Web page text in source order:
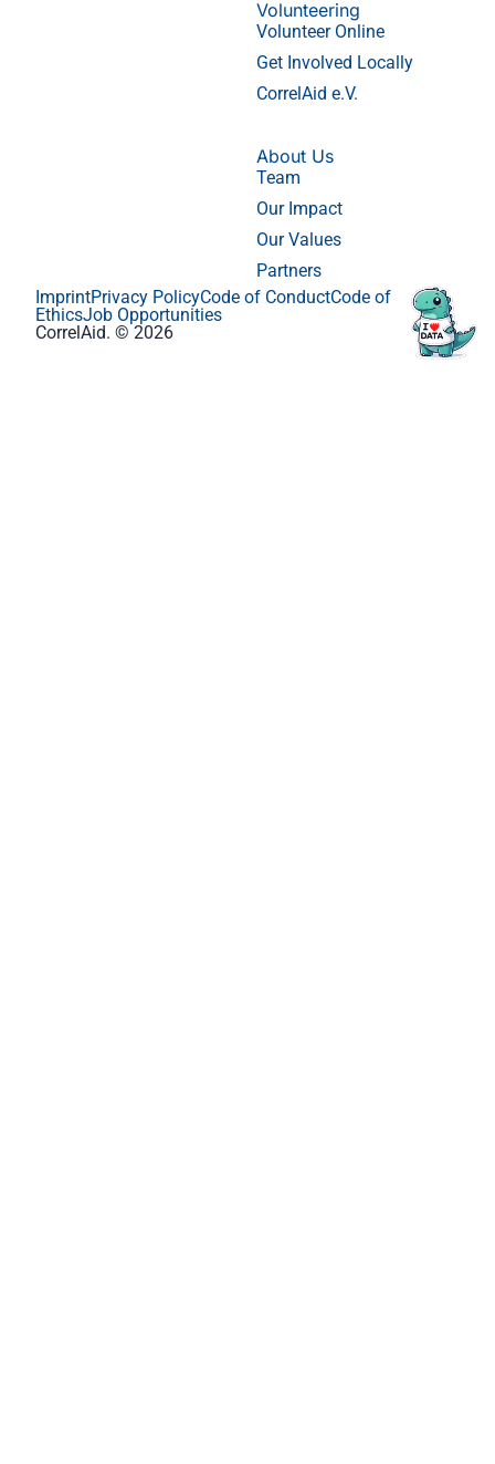
Volunteering
Volunteer Online
Get Involved Locally
CorrelAid e.V.
About Us
Team
Our Impact
Our Values
Partners
CorrelAid. © 2026
ImprintPrivacy PolicyCode of ConductCode of
EthicsJob Opportunities